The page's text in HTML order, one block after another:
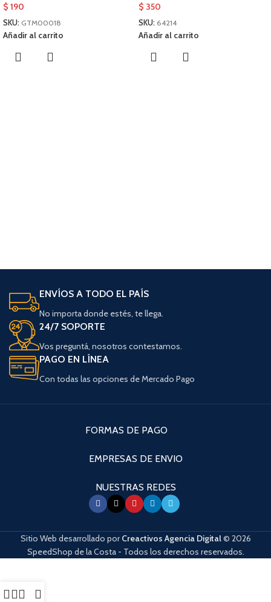
$ 190
SKU: GTM00018
Añadir al carrito
$ 350
SKU: 64214
Añadir al carrito
ENVÍOS A TODO EL PAÍS
No importa donde estés, te llega.
24/7 SOPORTE
Vos preguntá, nosotros contestamos.
PAGO EN LÍNEA
Con todas las opciones de Mercado Pago
FORMAS DE PAGO
EMPRESAS DE ENVIO
NUESTRAS REDES
Sitio Web desarrollado porCreactivos Agencia Digital© 2026
SpeedShop de la Costa - Todos los derechos reservados.